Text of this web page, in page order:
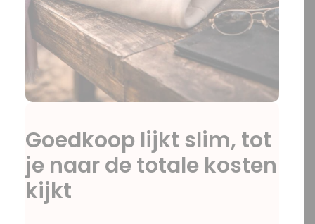
Goedkoop lijkt slim, tot
je naar de totale kosten
kijkt